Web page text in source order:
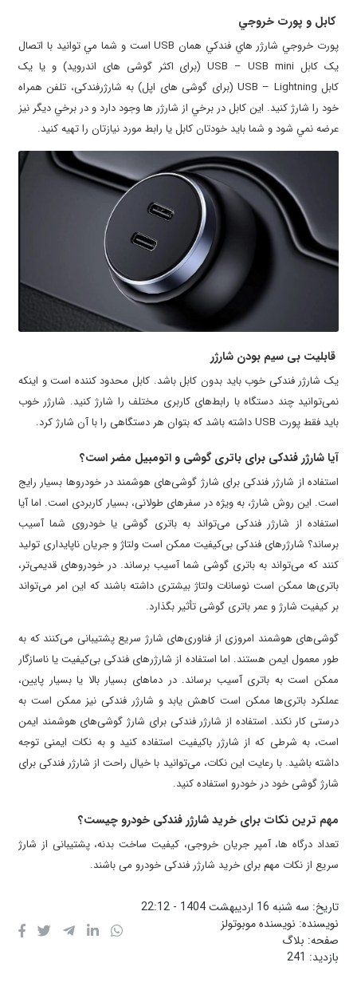
کابل و پورت خروجي
پورت خروجي شارژر هاي فندکي همان USB است و شما مي توانيد با اتصال
يک کابل
USB – USB mini
(برای اکثر گوشی های اندروید) و يا يک
کابل
USB – Lightning
(برای گوشی های اپل) به شارژرفندکی، تلفن همراه
خود را شارژ کنید. اين کابل در برخي از شارژر ها وجود دارد و در برخي ديگر نيز
عرضه نمي شود و شما بايد خودتان کابل یا رابط مورد نيازتان را تهيه کنيد.
قابلیت بی سیم بودن شارژر
یک شارژر فندکی خوب باید بدون کابل باشد. کابل محدود کننده است و اینکه
نمی‌توانید چند دستگاه با رابط‌های کاربری مختلف را شارژ کنید. شارژر خوب
باید فقط پورت USB داشته باشد که بتوان هر دستگاهی را با آن شارژ کرد.
آیا شارژر فندکی برای باتری گوشی و اتومبیل مضر است؟
استفاده از شارژر فندکی برای شارژ گوشی‌های هوشمند در خودروها بسیار رایج
است. این روش شارژ، به ویژه در سفرهای طولانی، بسیار کاربردی است. اما آیا
استفاده از شارژر فندکی می‌تواند به باتری گوشی یا خودروی شما آسیب
برساند؟ شارژرهای فندکی بی‌کیفیت ممکن است ولتاژ و جریان ناپایداری تولید
کنند که می‌تواند به باتری گوشی شما آسیب برساند. در خودروهای قدیمی‌تر،
باتری‌ها ممکن است نوسانات ولتاژ بیشتری داشته باشند که این امر می‌تواند
بر کیفیت شارژ و عمر باتری گوشی تأثیر بگذارد.
گوشی‌های هوشمند امروزی از فناوری‌های شارژ سریع پشتیبانی می‌کنند که به
طور معمول ایمن هستند. اما استفاده از شارژرهای فندکی بی‌کیفیت یا ناسازگار
ممکن است به باتری آسیب برساند. در دماهای بسیار بالا یا بسیار پایین،
عملکرد باتری‌ها ممکن است کاهش یابد و شارژر فندکی نیز ممکن است به
درستی کار نکند. استفاده از شارژر فندکی برای شارژ گوشی‌های هوشمند ایمن
است، به شرطی که از شارژر باکیفیت استفاده کنید و به نکات ایمنی توجه
داشته باشید. با رعایت این نکات، می‌توانید با خیال راحت از شارژر فندکی برای
شارژ گوشی خود در خودرو استفاده کنید.
مهم ترین نکات برای خرید شارژر فندکی خودرو چیست؟
تعداد درگاه‌ ها، آمپر جریان خروجی، کیفیت ساخت بدنه، پشتیبانی از شارژ
سریع از نکات مهم برای خرید شارژر فندکی خودرو می باشند.
تاریخ: سه شنبه 16 اردیبهشت 1404 - 22:12
نویسنده: نویسنده موبوتولز
صفحه: بلاگ
بازدید: 241